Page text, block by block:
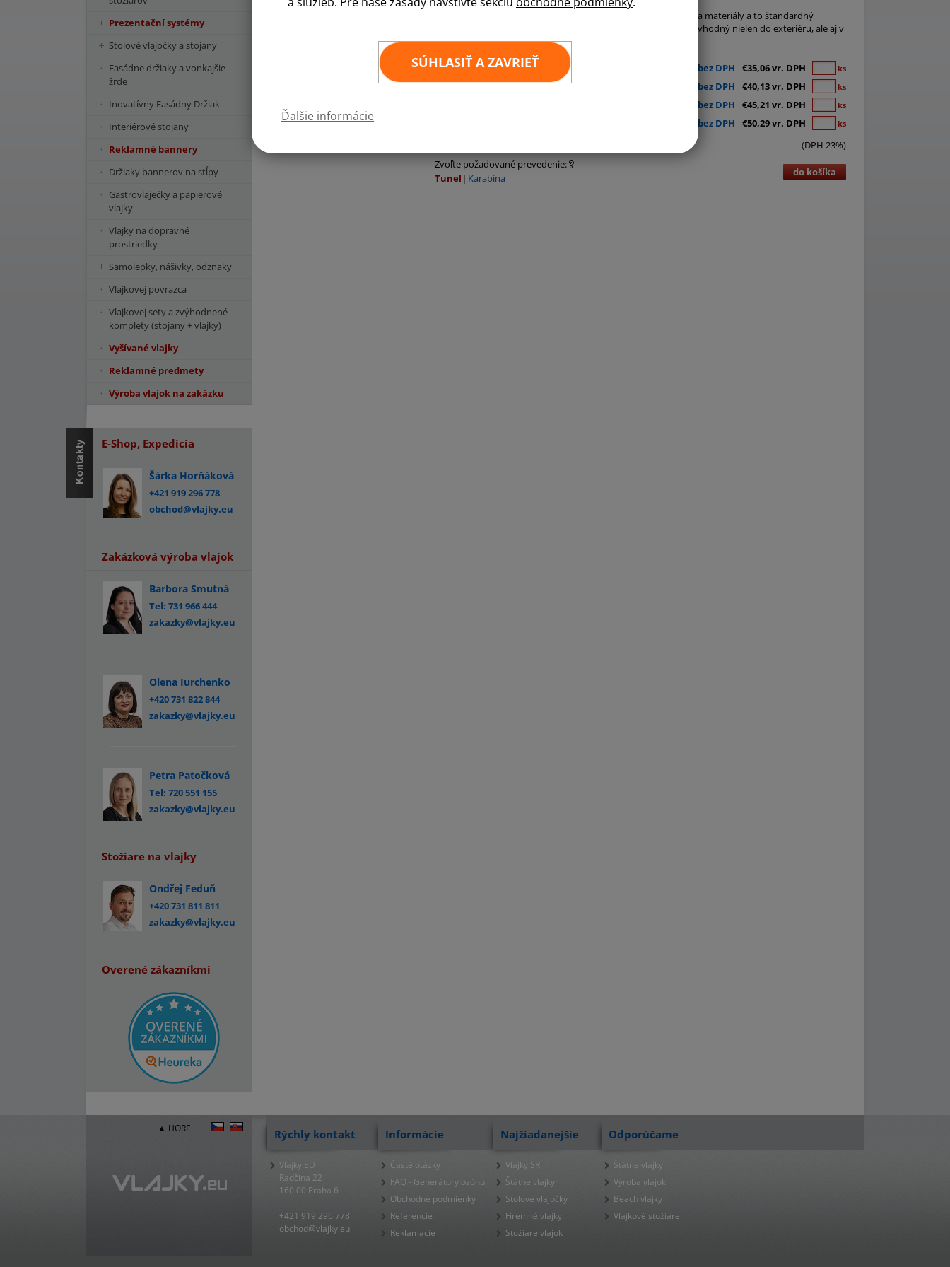
SÚHLASIŤ A ZAVRIEŤ
Ďalšie informácie
Ponúkame kvalitne spracované hasičské vlajky. Na výber sú dva materiály a to štandardný
polyester Easyflag a luxusný lesklý Luxflag (menej priehľadný), vhodný nielen do exteriéru, ale aj v
interiéri.
80× 120cm Easyflag €28,50 bez DPH €35,06 vr. DPH ks
€32,63 bez DPH €40,13 vr. DPH ks
€36,76 bez DPH €45,21 vr. DPH ks
€40,89 bez DPH €50,29 vr. DPH ks
(DPH 23%)
Zvoľte požadované prevedenie:
Tunel
Karabína do košíka
Prezentační systémy
Stolové vlajočky a stojany
Fasádne držiaky a vonkajšie
žrde
Inovatívny Fasádny Držiak
Interiérové stojany
Reklamné bannery
Držiaky bannerov na stĺpy
Gastrovlaječky a papierové
vlajky
Vlajky na dopravné
prostriedky
Samolepky, nášivky, odznaky
Vlajkovej povrazca
Vlajkovej sety a zvýhodnené
komplety (stojany + vlajky)
Vyšívané vlajky
Reklamné predmety
Výroba vlajok na zakázku
E-Shop, Expedícia
Šárka Horňáková
+421 919 296 778
obchod@vlajky.eu
Zakázková výroba vlajok
Barbora Smutná
Tel: 731 966 444
zakazky@vlajky.eu
Olena Iurchenko
+420 731 822 844
zakazky@vlajky.eu
Petra Patočková
Tel: 720 551 155
zakazky@vlajky.eu
Stožiare na vlajky
Ondřej Feduň
+420 731 811 811
zakazky@vlajky.eu
Overené zákazníkmi
▲ HORE Rýchly kontakt
Vlajky.EU
Radčina 22
160 00 Praha 6
+421 919 296 778
obchod@vlajky.eu
Informácie
Časté otázky
FAQ - Generátory ozónu
Obchodné podmienky
Referencie
Reklamacie
Najžiadanejšie
Vlajky SR
Štátne vlajky
Stolové vlajočky
Firemné vlajky
Stožiare vlajok
Odporúčame
Štátne vlajky
Výroba vlajok
Beach vlajky
Vlajkové stožiare